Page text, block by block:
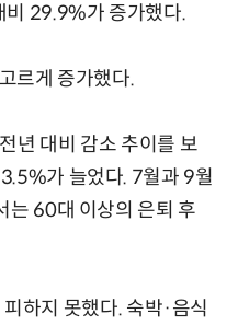
비 29.9%가 증가했다.
르게 증가했다.
년 대비 감소 추이를 보
가 늘었다. 7월과 9월
는 60대 이상의 은퇴 후
하지 못했다. 숙박·음식